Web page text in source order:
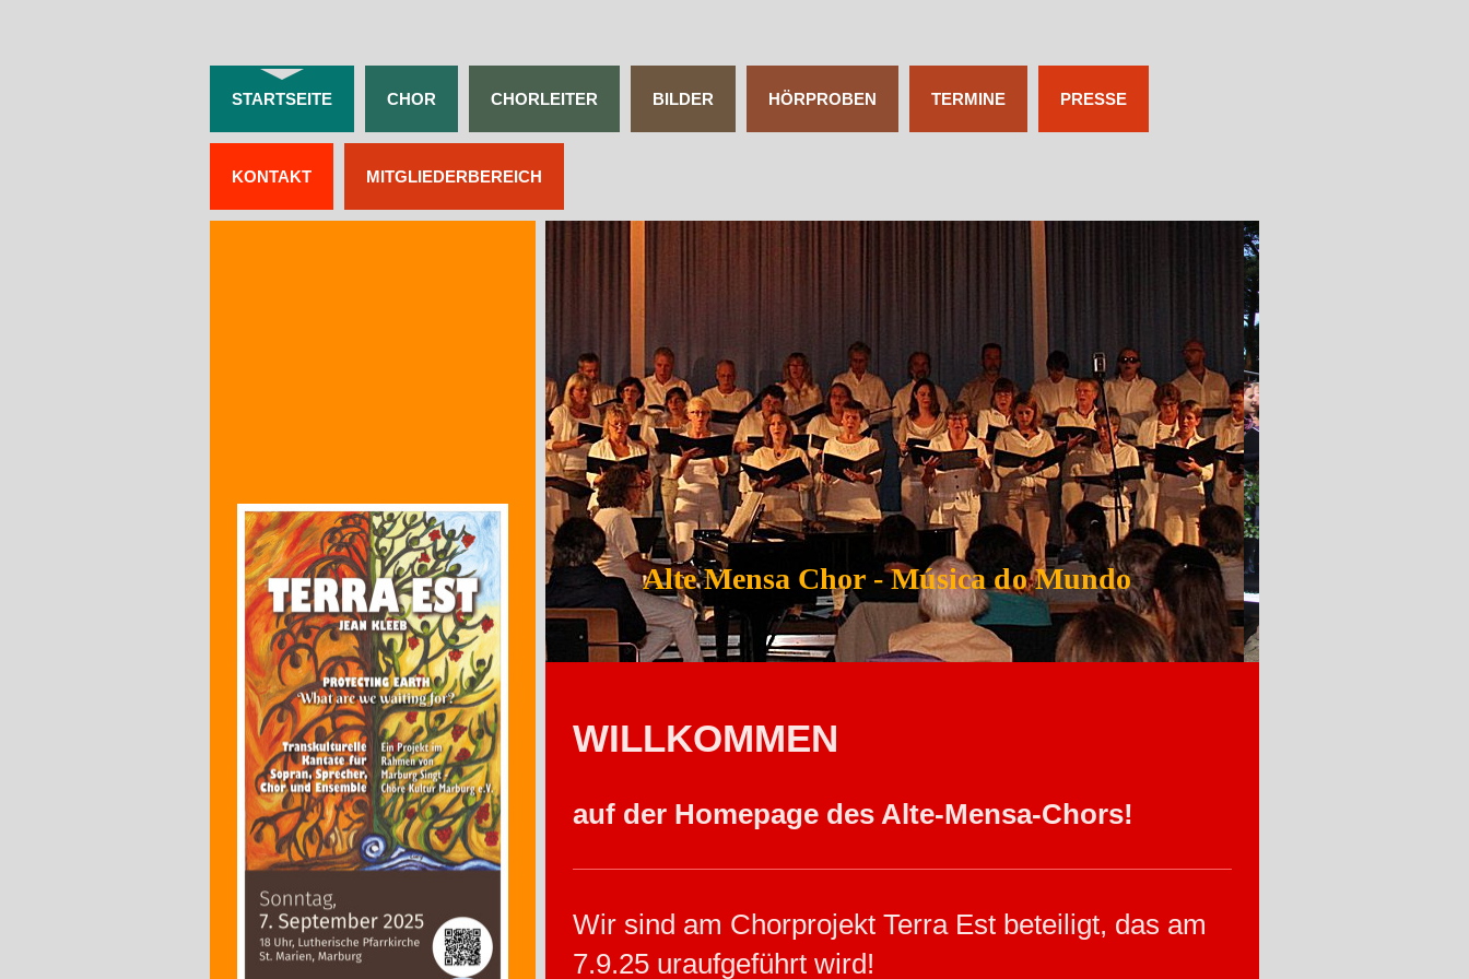
STARTSEITE CHOR CHORLEITER BILDER HÖRPROBEN TERMINE PRESSE
KONTAKT MITGLIEDERBEREICH
Alte Mensa Chor - Música do Mundo
WILLKOMMEN
auf der Homepage des Alte-Mensa-Chors!
Wir sind am Chorprojekt Terra Est beteiligt, das am
7.9.25 uraufgeführt wird!